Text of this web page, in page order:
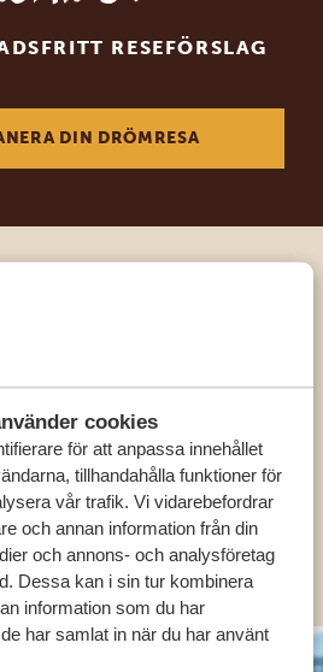
cookies
för att anpassa innehållet
tillhandahålla funktioner för
vår trafik. Vi vidarebefordrar
och annan information från din
och annons- och analysföretag
Dessa kan i sin tur kombinera
information som du har
har samlat in när du har använt
RESEFÖRSLAG
DIN DRÖMRESA
DIG
+31 174 788 101
LÄNDER